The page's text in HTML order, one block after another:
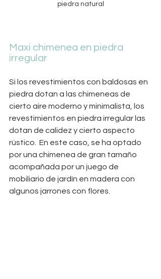
piedra natural
Maxi chimenea en piedra
irregular
Si los revestimientos con baldosas en
piedra dotan a las chimeneas de
cierto aire moderno y minimalista, los
revestimientos en piedra irregular las
dotan de calidez y cierto aspecto
rústico.  En este caso, se ha optado
por una chimenea de gran tamaño
acompañada por un juego de
mobiliario de jardín en madera con
algunos jarrones con flores.